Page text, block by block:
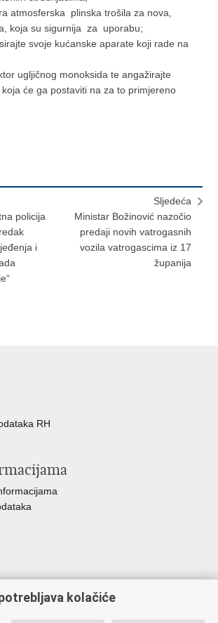
atmosferska plinska trošila za nova,
koja su sigurnija za uporabu;
svoje kućanske aparate koji rade na
ugljičnog monoksida te angažirajte
će ga postaviti na za to primjereno
policija
i
Sljedeća
Ministar Božinović nazočio
predaji novih vatrogasnih
vozila vatrogascima iz 17
županija
RH
kolačiće